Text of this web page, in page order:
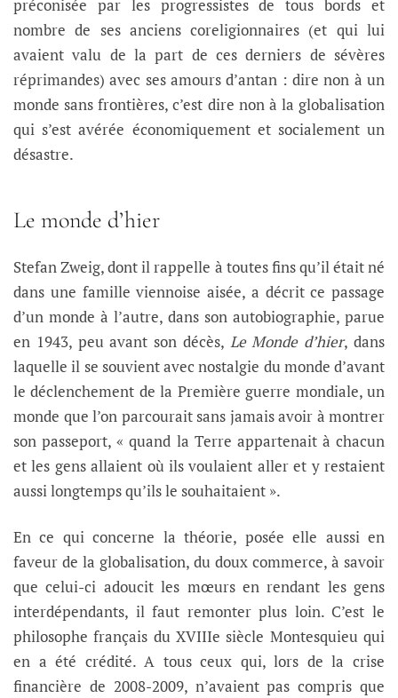
préconisée par les progressistes de tous bords et
nombre de ses anciens coreligionnaires (et qui lui
avaient valu de la part de ces derniers de sévères
réprimandes) avec ses amours d’antan : dire non à un
monde sans frontières, c’est dire non à la globalisation
qui s’est avérée économiquement et socialement un
désastre.
Le monde d’hier
Stefan Zweig, dont il rappelle à toutes fins qu’il était né
dans une famille viennoise aisée, a décrit ce passage
d’un monde à l’autre, dans son autobiographie, parue
en 1943, peu avant son décès, Le Monde d’hier, dans
laquelle il se souvient avec nostalgie du monde d’avant
le déclenchement de la Première guerre mondiale, un
monde que l’on parcourait sans jamais avoir à montrer
son passeport, « quand la Terre appartenait à chacun
et les gens allaient où ils voulaient aller et y restaient
aussi longtemps qu’ils le souhaitaient ».
En ce qui concerne la théorie, posée elle aussi en
faveur de la globalisation, du doux commerce, à savoir
que celui-ci adoucit les mœurs en rendant les gens
interdépendants, il faut remonter plus loin. C’est le
philosophe français du XVIIIe siècle Montesquieu qui
en a été crédité. A tous ceux qui, lors de la crise
financière de 2008-2009, n’avaient pas compris que